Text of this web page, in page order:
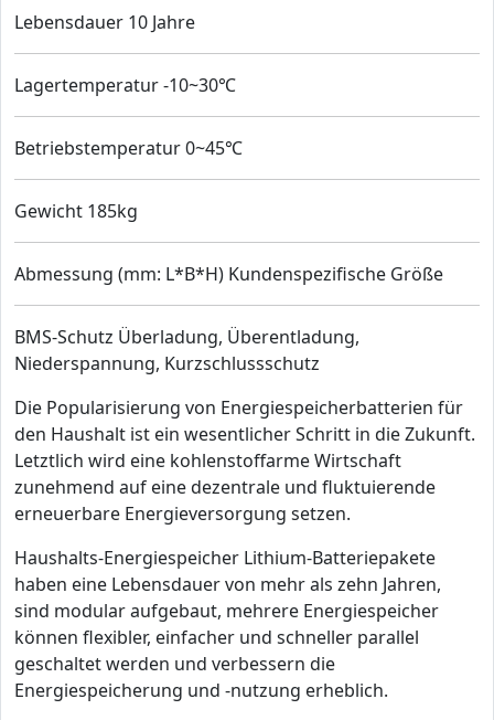
Lebensdauer 10 Jahre
Lagertemperatur -10~30℃
Betriebstemperatur 0~45℃
Gewicht 185kg
Abmessung (mm: L*B*H) Kundenspezifische Größe
BMS-Schutz Überladung, Überentladung,
Niederspannung, Kurzschlussschutz
Die Popularisierung von Energiespeicherbatterien für
den Haushalt ist ein wesentlicher Schritt in die Zukunft.
Letztlich wird eine kohlenstoffarme Wirtschaft
zunehmend auf eine dezentrale und fluktuierende
erneuerbare Energieversorgung setzen.
Haushalts-Energiespeicher Lithium-Batteriepakete
haben eine Lebensdauer von mehr als zehn Jahren,
sind modular aufgebaut, mehrere Energiespeicher
können flexibler, einfacher und schneller parallel
geschaltet werden und verbessern die
Energiespeicherung und -nutzung erheblich.